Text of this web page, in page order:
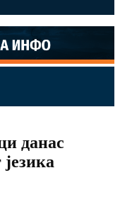
данас